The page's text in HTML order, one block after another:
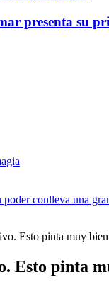
presenta su
conlleva una
Esto pinta muy bien
Esto pinta